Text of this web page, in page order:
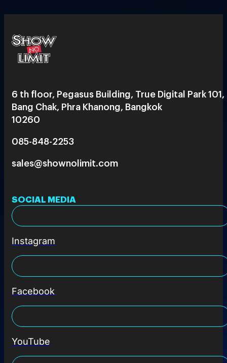
6 th floor, Pegasus Building, True Digital Park 101,
Bang Chak, Phra Khanong, Bangkok
10260
085-848-2253
sales@shownolimit.com
SOCIAL MEDIA
Instagram
Facebook
YouTube